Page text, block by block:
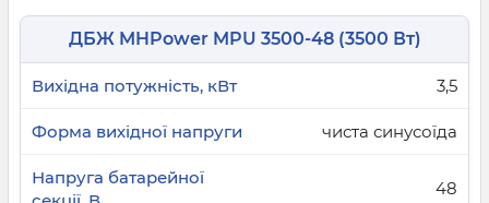
ДБЖ MHPower MPU 3500-48 (3500 Вт)
3,5
чиста синусоїда
48